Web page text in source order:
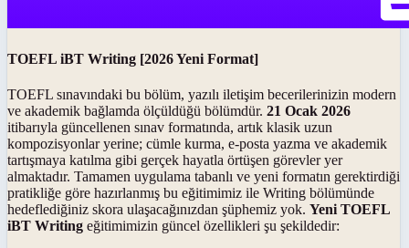
TOEFL iBT Writing [2026 Yeni Format]
TOEFL sınavındaki bu bölüm, yazılı iletişim becerilerinizin modern
ve akademik bağlamda ölçüldüğü bölümdür. 21 Ocak 2026
itibarıyla güncellenen sınav formatında, artık klasik uzun
kompozisyonlar yerine; cümle kurma, e-posta yazma ve akademik
tartışmaya katılma gibi gerçek hayatla örtüşen görevler yer
almaktadır. Tamamen uygulama tabanlı ve yeni formatın gerektirdiği
pratikliğe göre hazırlanmış bu eğitimimiz ile Writing bölümünde
hedeflediğiniz skora ulaşacağınızdan şüphemiz yok. Yeni TOEFL
iBT Writing eğitimimizin güncel özellikleri şu şekildedir: